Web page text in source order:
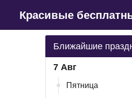
Красивые
Ближайшие
7 Авг
Пятница